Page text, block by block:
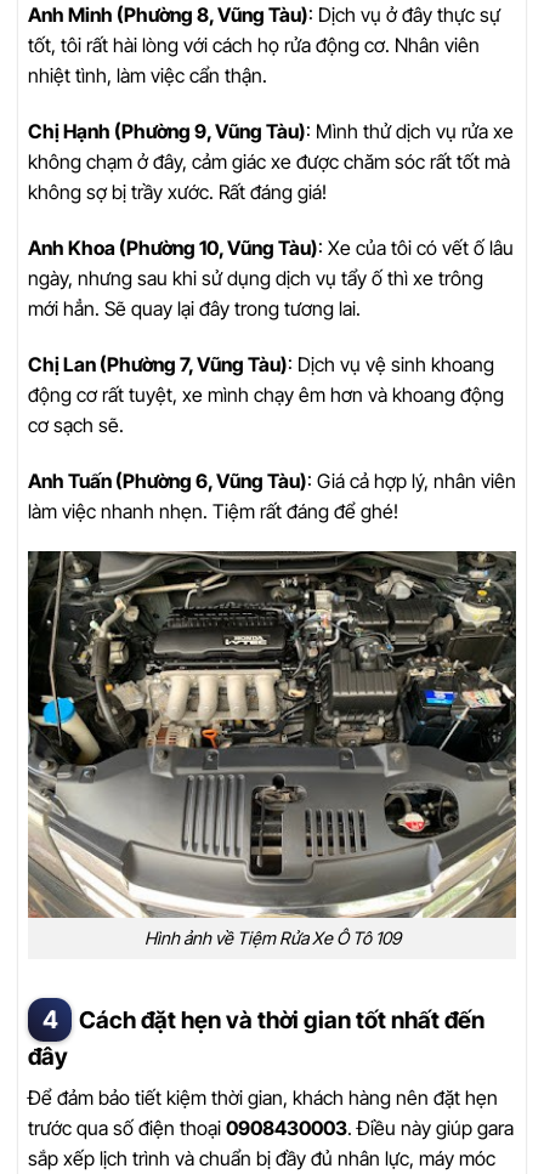
Anh Minh (Phường 8, Vũng Tàu): Dịch vụ ở đây thực sự
tốt, tôi rất hài lòng với cách họ rửa động cơ. Nhân viên
nhiệt tình, làm việc cẩn thận.
Chị Hạnh (Phường 9, Vũng Tàu): Mình thử dịch vụ rửa xe
không chạm ở đây, cảm giác xe được chăm sóc rất tốt mà
không sợ bị trầy xước. Rất đáng giá!
Anh Khoa (Phường 10, Vũng Tàu): Xe của tôi có vết ố lâu
ngày, nhưng sau khi sử dụng dịch vụ tẩy ố thì xe trông
mới hẳn. Sẽ quay lại đây trong tương lai.
Chị Lan (Phường 7, Vũng Tàu): Dịch vụ vệ sinh khoang
động cơ rất tuyệt, xe mình chạy êm hơn và khoang động
cơ sạch sẽ.
Anh Tuấn (Phường 6, Vũng Tàu): Giá cả hợp lý, nhân viên
làm việc nhanh nhẹn. Tiệm rất đáng để ghé!
Hình ảnh về Tiệm Rửa Xe Ô Tô 109
Cách đặt hẹn và thời gian tốt nhất đến
đây
Để đảm bảo tiết kiệm thời gian, khách hàng nên đặt hẹn
trước qua số điện thoại 0908430003. Điều này giúp gara
sắp xếp lịch trình và chuẩn bị đầy đủ nhân lực, máy móc